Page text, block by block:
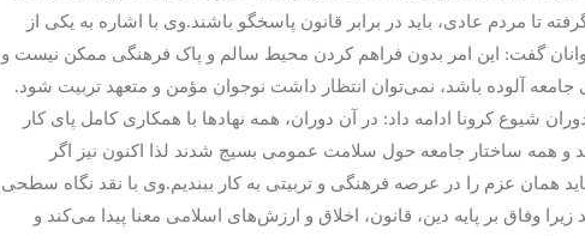
تا مردم عادی، باید در برابر قانون پاسخگو باشند.وی با اشاره به یکی از
گفت: این امر بدون فراهم کردن محیط سالم و پاک فرهنگی ممکن نیست و
آلوده باشد، نمی‌توان انتظار داشت نوجوان مؤمن و متعهد تربیت شود.
شیوع کرونا ادامه داد: در آن دوران، همه نهادها با همکاری کامل پای کار
و همه ساختار جامعه حول سلامت عمومی بسیج شدند لذا اکنون نیز اگر
همان عزم را در عرصه فرهنگی و تربیتی به کار ببندیم.وی با نقد نگاه سطحی
وفاق بر پایه دین، قانون، اخلاق و ارزش‌های اسلامی معنا پیدا می‌کند و